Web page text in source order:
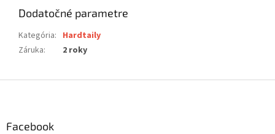
Dodatočné parametre
Kategória: Hardtaily
Záruka: 2 roky
Facebook